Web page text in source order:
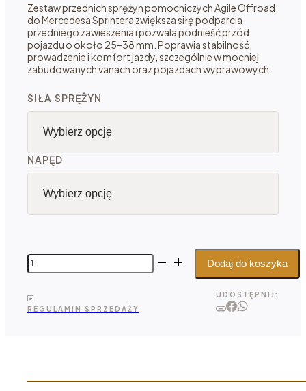
Zestaw przednich sprężyn pomocniczych Agile Offroad
do Mercedesa Sprintera zwiększa siłę podparcia
przedniego zawieszenia i pozwala podnieść przód
pojazdu o około 25–38 mm. Poprawia stabilność,
prowadzenie i komfort jazdy, szczególnie w mocniej
zabudowanych vanach oraz pojazdach wyprawowych.
SIŁA SPRĘŻYN
NAPĘD
ilość
Agile
-
zestaw
Dodaj do koszyka
REGULAMIN SPRZEDAŻY
UDOSTĘPNIJ: